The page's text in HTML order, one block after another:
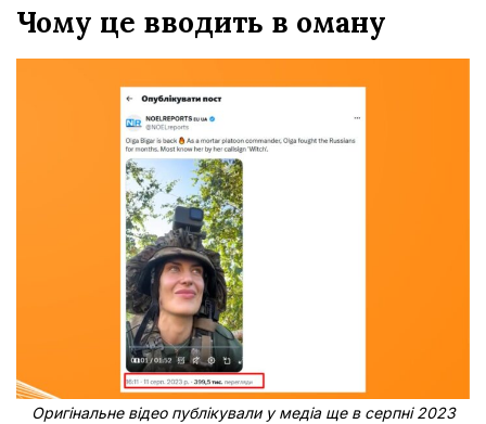
Чому це вводить в оману
Оригінальне відео публікували у медіа ще в серпні 2023